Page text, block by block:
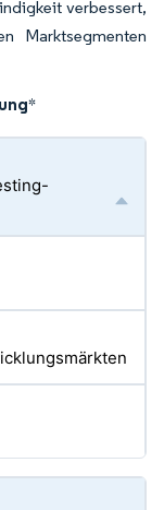
verbessert,
Marktsegmenten
*